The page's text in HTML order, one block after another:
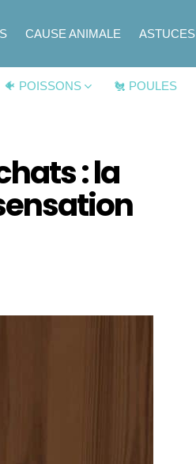
CAUSE ANIMALE ASTUCES
🐠 POISSONS 🐔 POULES
: la